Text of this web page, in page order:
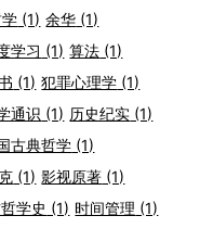
(1) 余华 (1)
学习 (1) 算法 (1)
(1) 犯罪心理学 (1)
通识 (1) 历史纪实 (1)
古典哲学 (1)
(1) 影视原著 (1)
学史 (1) 时间管理 (1)